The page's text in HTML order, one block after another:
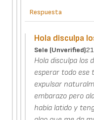
Respuesta
Hola disculpa
Sele (unverified)
Hola disculpa los
esperar todo ese
expulsar
embarazo pero
había latido y